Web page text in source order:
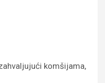
komšijama,